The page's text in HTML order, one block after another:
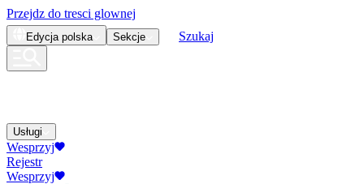
Przejdz do tresci glownej
Edycja polska Sekcje Szukaj
Usługi
Wesprzyj
Rejestr
Wesprzyj